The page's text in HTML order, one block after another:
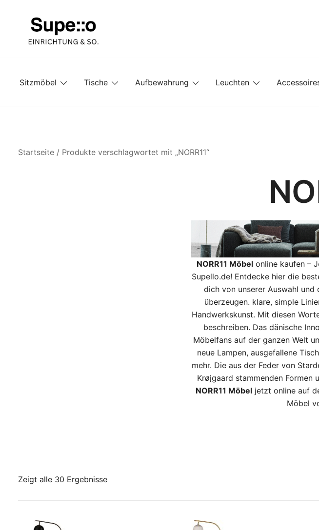
Sitzmöbel
Tische Aufbewahrung Leuchten
Startseite / Produkte verschlagwortet mit „NORR11“
NORR11 Möbelonline kaufen –
Supello.de! Entdecke hier die
dich von unserer Auswahl und
überzeugen. klare, simple
Handwerkskunst. Mit diesen
beschreiben. Das dänische
Möbelfans auf der ganzen Welt
neue Lampen, ausgefallene
mehr. Die aus der Feder von
Krøjgaard stammenden Formen
NORR11 Möbel jetzt online auf
Möbel
Zeigt alle 30 Ergebnisse